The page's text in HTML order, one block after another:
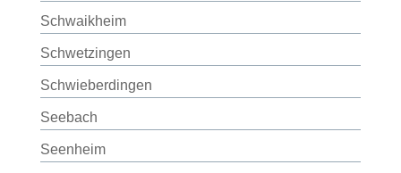
Schwaikheim
Schwetzingen
Schwieberdingen
Seebach
Seenheim